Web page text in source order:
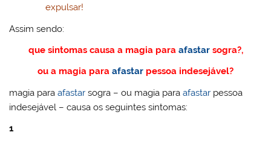
expulsar!
Assim sendo:
que sintomas causa a magia para afastarsogra?,
ou a magia para afastar pessoa indesejável?
magia paraafastar sogra – ou magia paraafastar pessoa
indesejável – causa os seguintes sintomas:
1